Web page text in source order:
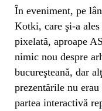
În eveniment, pe
Kotki, care şi-a
pixelată, aproape
nimic nou despre
bucureşteană, dar
prezentările nu
partea interactivă